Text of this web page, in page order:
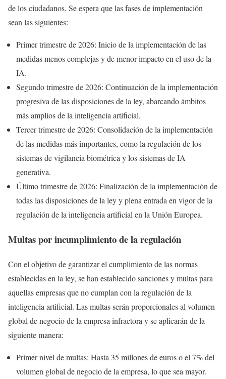
de los ciudadanos. Se espera que las fases de implementación
sean las siguientes:
Primer trimestre de 2026: Inicio de la implementación de las
medidas menos complejas y de menor impacto en el uso de la
IA.
Segundo trimestre de 2026: Continuación de la implementación
progresiva de las disposiciones de la ley, abarcando ámbitos
más amplios de la inteligencia artificial.
Tercer trimestre de 2026: Consolidación de la implementación
de las medidas más importantes, como la regulación de los
sistemas de vigilancia biométrica y los sistemas de IA
generativa.
Último trimestre de 2026: Finalización de la implementación de
todas las disposiciones de la ley y plena entrada en vigor de la
regulación de la inteligencia artificial en la Unión Europea.
Multas por incumplimiento de la regulación
Con el objetivo de garantizar el cumplimiento de las normas
establecidas en la ley, se han establecido sanciones y multas para
aquellas empresas que no cumplan con la regulación de la
inteligencia artificial. Las multas serán proporcionales al volumen
global de negocio de la empresa infractora y se aplicarán de la
siguiente manera:
Primer nivel de multas: Hasta 35 millones de euros o el 7% del
volumen global de negocio de la empresa, lo que sea mayor.